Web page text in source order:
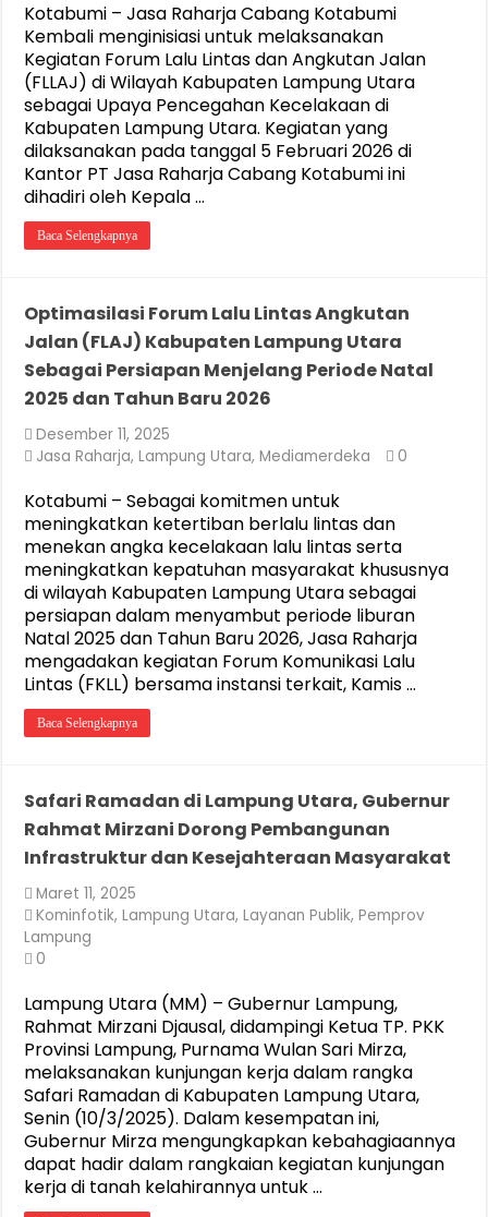
Kotabumi – Jasa Raharja Cabang Kotabumi
Kembali menginisiasi untuk melaksanakan
Kegiatan Forum Lalu Lintas dan Angkutan Jalan
(FLLAJ) di Wilayah Kabupaten Lampung Utara
sebagai Upaya Pencegahan Kecelakaan di
Kabupaten Lampung Utara. Kegiatan yang
dilaksanakan pada tanggal 5 Februari 2026 di
Kantor PT Jasa Raharja Cabang Kotabumi ini
dihadiri oleh Kepala …
Baca Selengkapnya
Optimasilasi Forum Lalu Lintas Angkutan
Jalan (FLAJ) Kabupaten Lampung Utara
Sebagai Persiapan Menjelang Periode Natal
2025 dan Tahun Baru 2026
Desember 11, 2025
Jasa Raharja,Lampung Utara,Mediamerdeka 0
Kotabumi – Sebagai komitmen untuk
meningkatkan ketertiban berlalu lintas dan
menekan angka kecelakaan lalu lintas serta
meningkatkan kepatuhan masyarakat khususnya
di wilayah Kabupaten Lampung Utara sebagai
persiapan dalam menyambut periode liburan
Natal 2025 dan Tahun Baru 2026, Jasa Raharja
mengadakan kegiatan Forum Komunikasi Lalu
Lintas (FKLL) bersama instansi terkait, Kamis …
Baca Selengkapnya
Safari Ramadan di Lampung Utara, Gubernur
Rahmat Mirzani Dorong Pembangunan
Infrastruktur dan Kesejahteraan Masyarakat
Maret 11, 2025
Kominfotik,Lampung Utara,Layanan Publik,Pemprov
Lampung
0
Lampung Utara (MM) – Gubernur Lampung,
Rahmat Mirzani Djausal, didampingi Ketua TP. PKK
Provinsi Lampung, Purnama Wulan Sari Mirza,
melaksanakan kunjungan kerja dalam rangka
Safari Ramadan di Kabupaten Lampung Utara,
Senin (10/3/2025). Dalam kesempatan ini,
Gubernur Mirza mengungkapkan kebahagiaannya
dapat hadir dalam rangkaian kegiatan kunjungan
kerja di tanah kelahirannya untuk …